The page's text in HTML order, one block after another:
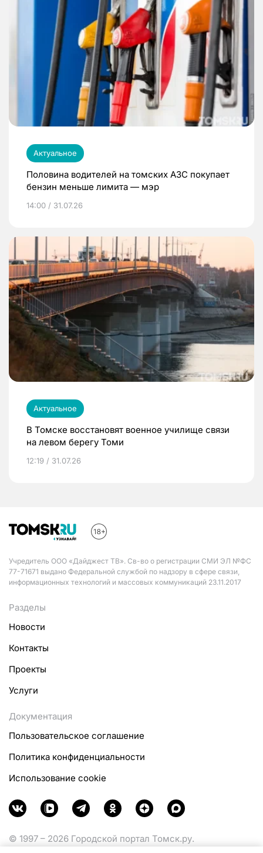
Актуальное
Половина водителей на томских АЗС покупает
бензин меньше лимита — мэр
14:00 / 31.07.26
Актуальное
В Томске восстановят военное училище связи
на левом берегу Томи
12:19 / 31.07.26
Учредитель ООО «Дайджест ТВ». Св-во о регистрации СМИ ЭЛ №ФС
77-71671 выдано Федеральной службой по надзору в сфере связи,
информационных технологий и массовых коммуникаций 23.11.2017
Разделы
Новости
Контакты
Проекты
Услуги
Документация
Пользовательское соглашение
Политика конфиденциальности
Использование cookie
© 1997 – 2026 Городской портал Томск.ру.